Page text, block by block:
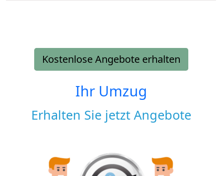
Kostenlose Angebote erhalten
Ihr Umzug
Erhalten Sie jetzt Angebote